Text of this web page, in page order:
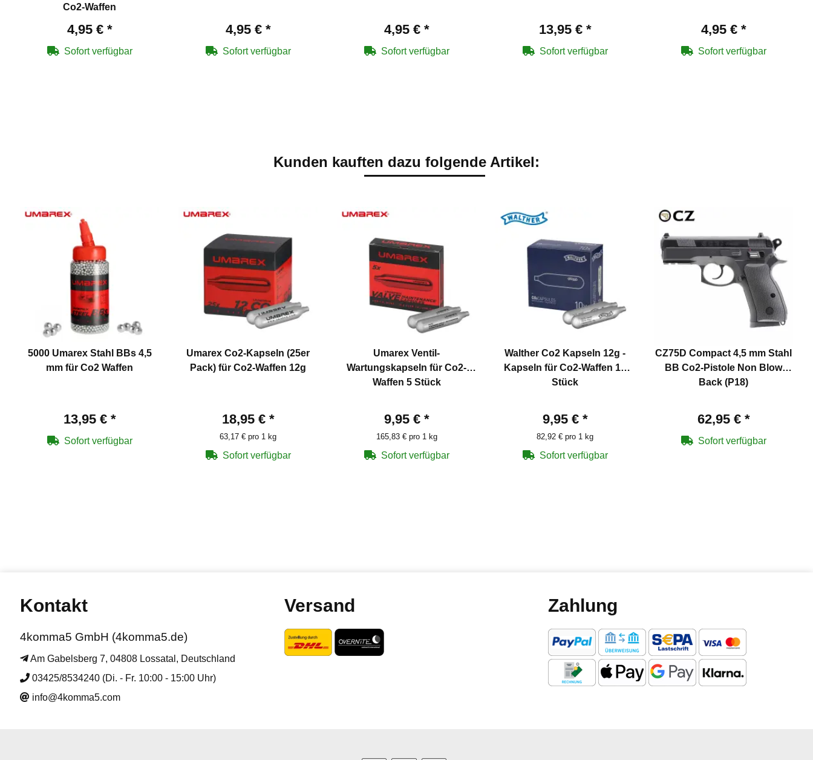
Co2-Waffen
4,95 € *
Sofort verfügbar
4,95 € *
Sofort verfügbar
4,95 € *
Sofort verfügbar
13,95 € *
Sofort verfügbar
4,95 € *
Sofort verfügbar
Kunden kauften dazu folgende Artikel:
5000 Umarex Stahl BBs 4,5
mm für Co2 Waffen
13,95 € *
Sofort verfügbar
Umarex Co2-Kapseln (25er
Pack) für Co2-Waffen 12g
18,95 € *
63,17 € pro 1 kg
Sofort verfügbar
Umarex Ventil-
Wartungskapseln für Co2-
Waffen 5 Stück
9,95 € *
165,83 € pro 1 kg
Sofort verfügbar
Walther Co2 Kapseln 12g -
Kapseln für Co2-Waffen 10
Stück
9,95 € *
82,92 € pro 1 kg
Sofort verfügbar
CZ75D Compact 4,5 mm Stahl
BB Co2-Pistole Non Blow
Back (P18)
62,95 € *
Sofort verfügbar
Kontakt
4komma5 GmbH (4komma5.de)
Am Gabelsberg 7, 04808 Lossatal, Deutschland
03425/8534240 (Di. - Fr. 10:00 - 15:00 Uhr)
info@4komma5.com
Versand Zahlung